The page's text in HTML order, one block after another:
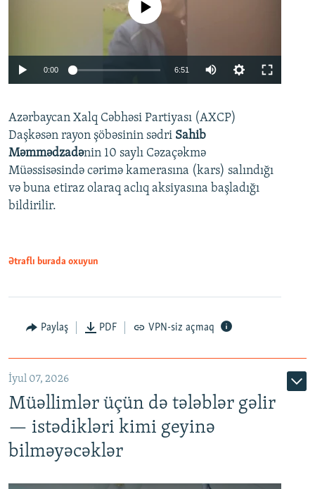
Auto 240p 360p
720p 1080p
No media source currently available
0:00 6:51
360p
720p
1080p
Azərbaycan Xalq Cəbhəsi Partiyası (AXCP)
Daşkəsən rayon şöbəsinin sədri Sahib
Məmmədzadənin 10 saylı Cəzaçəkmə
Müəssisəsində cərimə kamerasına (kars) salındığı
və buna etiraz olaraq aclıq aksiyasına başladığı
bildirilir.
Ətraflı burada oxuyun
Paylaş PDF VPN-siz açmaq
İyul 07, 2026
Müəllimlər üçün də tələblər gəlir
— istədikləri kimi geyinə
bilməyəcəklər